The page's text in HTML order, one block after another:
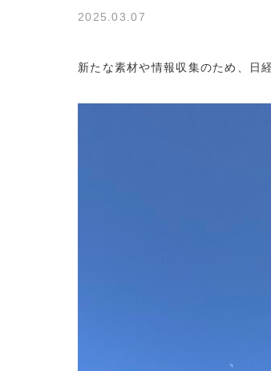
2025.03.07
新たな素材や情報収集のため、日